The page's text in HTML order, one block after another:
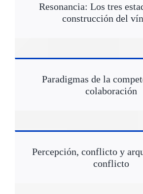
Resonancia: Los tres
construcción del
Paradigmas de la
colaboración
Percepción, conflicto y
conflicto